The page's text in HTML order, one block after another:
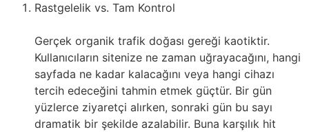
Rastgelelik vs. Tam Kontrol
Gerçek organik trafik doğası gereği kaotiktir.
Kullanıcıların sitenize ne zaman uğrayacağını, hangi
sayfada ne kadar kalacağını veya hangi cihazı
tercih edeceğini tahmin etmek güçtür. Bir gün
yüzlerce ziyaretçi alırken, sonraki gün bu sayı
dramatik bir şekilde azalabilir. Buna karşılık hit